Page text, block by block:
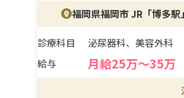
賞与は年2回支給（昨年度実
入されています。年間休日は
トとの両立が可能です。社員
福利厚生も整っており、長期的
福岡県福岡市 JR「博多駅」
診療科目
泌尿器科、美容外科
給与
月給25万〜35万